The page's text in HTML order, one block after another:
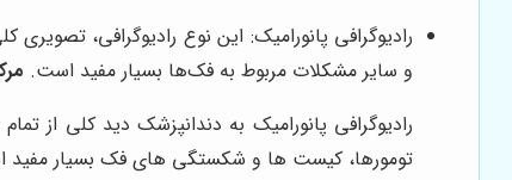
رادیوگرافی پانورامیک: این نوع رادیوگرافی،
و سایر مشکلات مربوط به فک‌ها بسیار مفید است.
تومورها، کیست ها و شکستگی های فک بسیار